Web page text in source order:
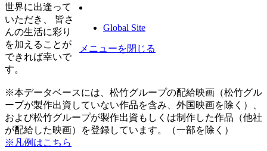
Global Site
メニューを閉じる
世界に出逢って
いただき、 皆さ
んの生活に彩り
を加えることが
できれば幸いで
す。
※本データベースには、松竹グループの配給映画（松竹グル
ープが製作出資していない作品を含み、外国映画を除く）、
および松竹グループが製作出資もしくは制作した作品（他社
が配給した映画）を登録しています。（一部を除く）
※凡例はこちら